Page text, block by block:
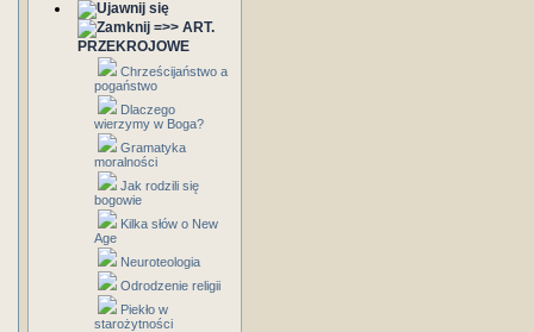
=>> ART.
PRZEKROJOWE
Chrześcijaństwo a
pogaństwo
Dlaczego
wierzymy w Boga?
Gramatyka
moralności
Jak rodzili się
bogowie
Kilka słów o New
Age
Neuroteologia
Odrodzenie religii
Piekło w
starożytności